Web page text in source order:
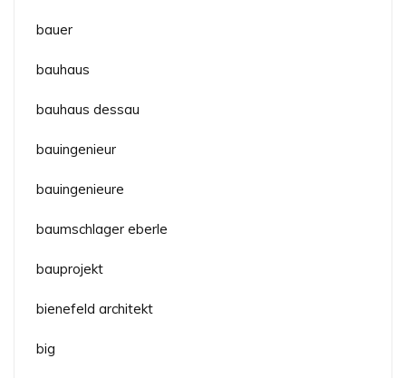
bauer
bauhaus
bauhaus dessau
bauingenieur
bauingenieure
baumschlager eberle
bauprojekt
bienefeld architekt
big